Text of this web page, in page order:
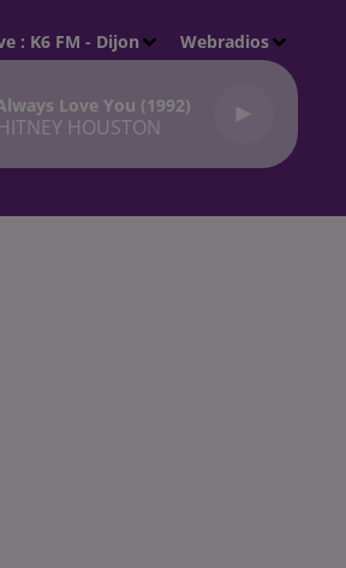
: K6 FM - Dijon Webradios
Love You (1992)
HOUSTON